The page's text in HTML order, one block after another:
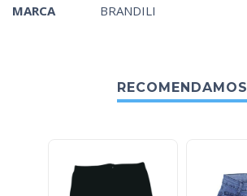
MARCA BRANDILI
RECOMENDAMOS